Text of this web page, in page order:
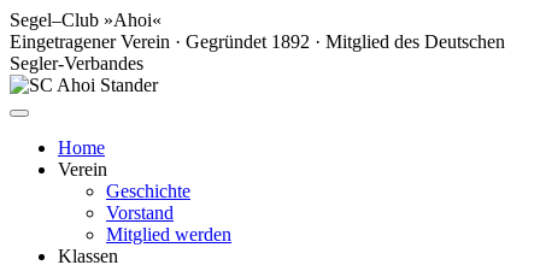
Segel–Club »Ahoi«
Eingetragener Verein · Gegründet 1892 · Mitglied des Deutschen
Segler-Verbandes
Home
Verein
Geschichte
Vorstand
Mitglied werden
Klassen